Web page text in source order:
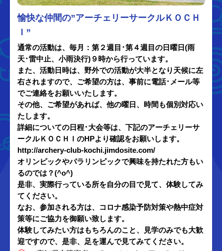
愉快な仲間の”アーチェリーサークルＫＯＣＨ
Ｉ”
通常の活動は、毎月：第２週目･第４週目の日曜日(雨
天･雷中止、小雨決行)９時から行っています。
また、活動日時は、野外での活動が大半となり天候に左
右されますので、ご希望の方は、事前に電話･メール等
でご連絡をお願いいたします。
その他、ご希望があれば、他の曜日、時間も個別対応い
たします。
詳細についての日程･大会等は、下記のアーチェリーサ
ークルＫＯＣＨＩのHPより確認をお願いします。
http://archery-club-kochi.jimdosite.com/
オリンピックやパラリンピックで興味を持たれた方もい
るのでは？(^o^)
是非、実際行っている所を自分の目で見て、体験してみ
てください。
なお、参加される方は、コロナ感染予防対策や熱中症対
策等にご協力を御願い致します。
体験してみたい方はもちろんのこと、見学のみでも大歓
迎ですので、是非、足を運んで見てみてください。